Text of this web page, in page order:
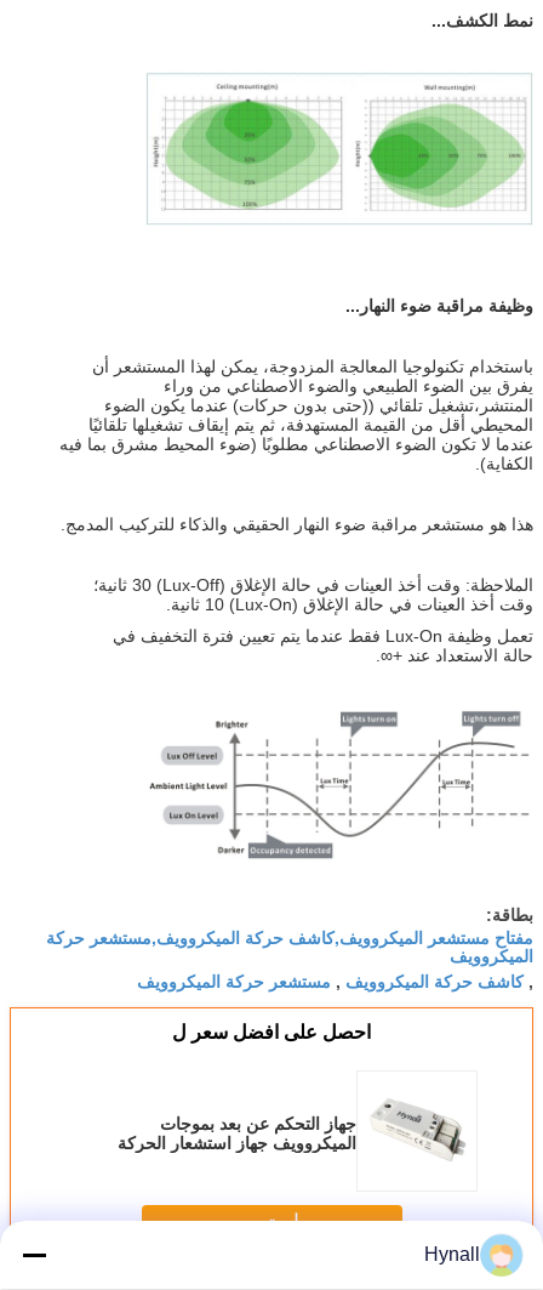
نمط الكشف...
وظيفة مراقبة ضوء النهار...
باستخدام تكنولوجيا المعالجة المزدوجة، يمكن لهذا المستشعر أن
يفرق بين الضوء الطبيعي والضوء الاصطناعي من وراء
المنتشر،تشغيل تلقائي ((حتى بدون حركات) عندما يكون الضوء
المحيطي أقل من القيمة المستهدفة، ثم يتم إيقاف تشغيلها تلقائيًا
عندما لا تكون الضوء الاصطناعي مطلوبًا (ضوء المحيط مشرق بما فيه
الكفاية).
هذا هو مستشعر مراقبة ضوء النهار الحقيقي والذكاء للتركيب المدمج.
الملاحظة: وقت أخذ العينات في حالة الإغلاق (Lux-Off) 30 ثانية؛
وقت أخذ العينات في حالة الإغلاق (Lux-On) 10 ثانية.
تعمل وظيفة Lux-On فقط عندما يتم تعيين فترة التخفيف في
حالة الاستعداد عند +∞.
بطاقة:
مفتاح مستشعر الميكروويف,كاشف حركة الميكروويف,مستشعر حركة
الميكروويف
,كاشف حركة الميكروويف , مستشعر حركة الميكروويف
احصل على افضل سعر ل
جهاز التحكم عن بعد بموجات
الميكروويف جهاز استشعار الحركة
استمر
Hynall